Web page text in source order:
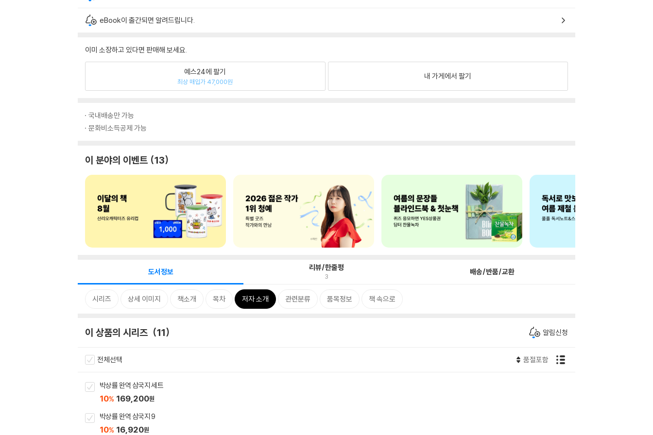
eBook이 출간되면 알려드립니다.
이미 소장하고 있다면 판매해 보세요.
예스24에 팔기
최상 매입가 47,000원
내 가게에서 팔기
국내배송만 가능
문화비소득공제 가능
이 분야의 이벤트 13
도서정보 리뷰/한줄평
3 배송/반품/교환
시리즈 상세 이미지 책소개 목차 저자 소개 관련분류 품목정보 책 속으로
이 상품의 시리즈 11 알림신청
전체선택 품절포함
박상률 완역 삼국지 세트
10% 169,200원
박상률 완역 삼국지 9
10% 16,920원